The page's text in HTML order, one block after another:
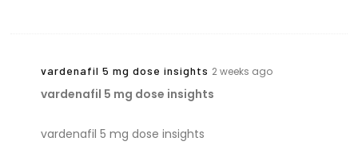
vardenafil 5 mg dose insights 2 weeks ago
vardenafil 5 mg dose insights
vardenafil 5 mg dose insights